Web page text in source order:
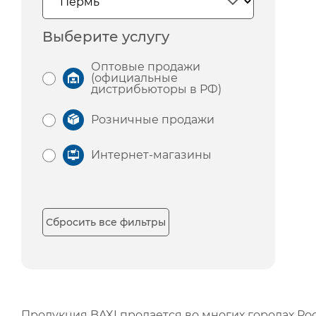
Выберите услугу
Оптовые продажи
(официальные
дистрибьюторы в РФ)
Розничные продажи
Интернет-магазины
Сбросить все фильтры